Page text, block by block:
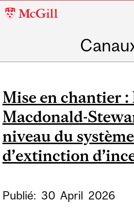
McGill
Mise en chantier
Macdonald-
niveau du système
d’extinction
Publié: 30 April 2026